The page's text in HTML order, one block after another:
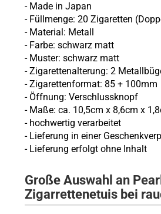
- Made in Japan
- Füllmenge: 20 Zigaretten
- Material: Metall
- Farbe: schwarz matt
- Muster: schwarz matt
- Zigarettenalterung: 2
- Zigarettenformat: 85 + 100mm
- Öffnung: Verschlussknopf
- Maße: ca. 10,5cm x 8,6cm x
- hochwertig verarbeitet
- Lieferung in einer
- Lieferung erfolgt ohne Inhalt
Große Auswahl an Pearl
Zigarrettenetuis bei